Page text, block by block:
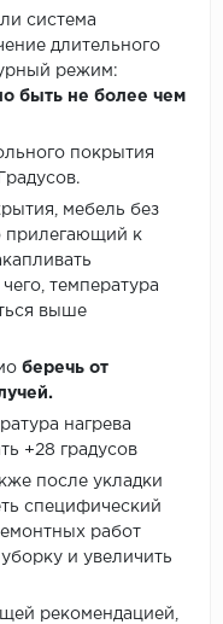
система
длительного
режим:
быть не более чем
покрытия
мебель без
прилегающий к
температура
выше
беречь от
нагрева
+28 градусов
после укладки
специфический
работ
и увеличить
рекомендацией,